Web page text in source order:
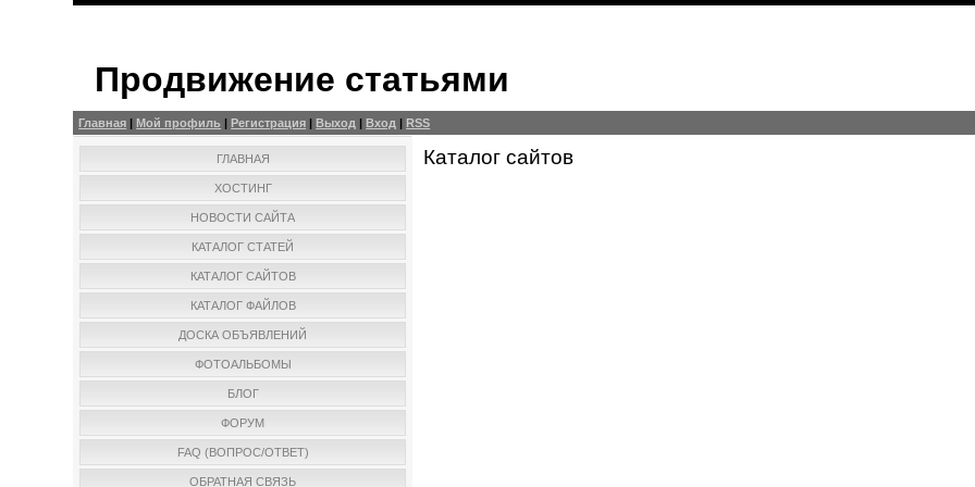
Продвижение статьями
Главная |Мой профиль |Регистрация |Выход |Вход |RSS
ГЛАВНАЯ
ХОСТИНГ
НОВОСТИ САЙТА
КАТАЛОГ СТАТЕЙ
КАТАЛОГ САЙТОВ
КАТАЛОГ ФАЙЛОВ
ДОСКА ОБЪЯВЛЕНИЙ
ФОТОАЛЬБОМЫ
БЛОГ
ФОРУМ
FAQ (ВОПРОС/ОТВЕТ)
ОБРАТНАЯ СВЯЗЬ
Каталог сайтов